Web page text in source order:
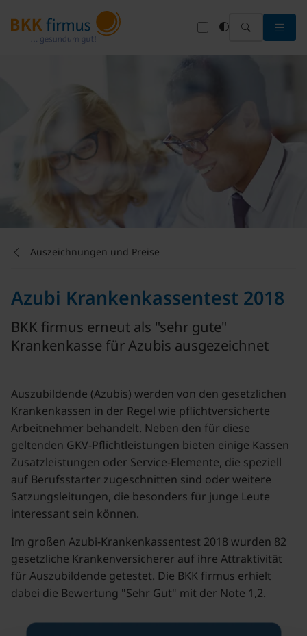
Auszeichnungen und Preise
Azubi Krankenkassentest 2018
BKK firmus erneut als "sehr gute"
Krankenkasse für Azubis ausgezeichnet
Auszubildende (Azubis) werden von den gesetzlichen
Krankenkassen in der Regel wie pflichtversicherte
Arbeitnehmer behandelt. Neben den für diese
geltenden GKV-Pflichtleistungen bieten einige Kassen
Zusatzleistungen oder Service-Elemente, die speziell
auf Berufsstarter zugeschnitten sind oder weitere
Satzungsleitungen, die besonders für junge Leute
interessant sein können.
Im großen Azubi-Krankenkassentest 2018 wurden 82
gesetzliche Krankenversicherer auf ihre Attraktivität
für Auszubildende getestet. Die BKK firmus erhielt
dabei die Bewertung "Sehr Gut" mit der Note 1,2.